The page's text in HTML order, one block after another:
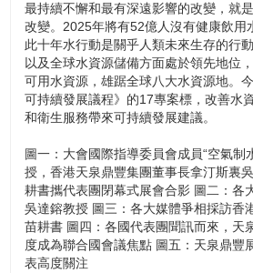
最持續不懈和最有深遠影響的改變，就
改變。2025年將有52億人沒有健康飲用
此十年水行動是關乎人類未來生存的行
以及全球水資源儲備方面處於領先地位
可用水資源，雄踞全球八大水資源地。
可持續發展議程》的17專案標，改善水
和衛生服務帶來可持續發展建議。
圖一：大會國際指導委員會成員“空氣制
授，香港天泉鼎豐集團董事長拿汀斯裏
耕書攜代表團閉幕式展會合影 圖二：各
吳達鎔教授 圖三：各大媒體爭相採訪香
苗耕書 圖四：各國代表團聞訊而來，天
度成為聯合國會議焦點 圖五：天泉鼎豐
表高度關注